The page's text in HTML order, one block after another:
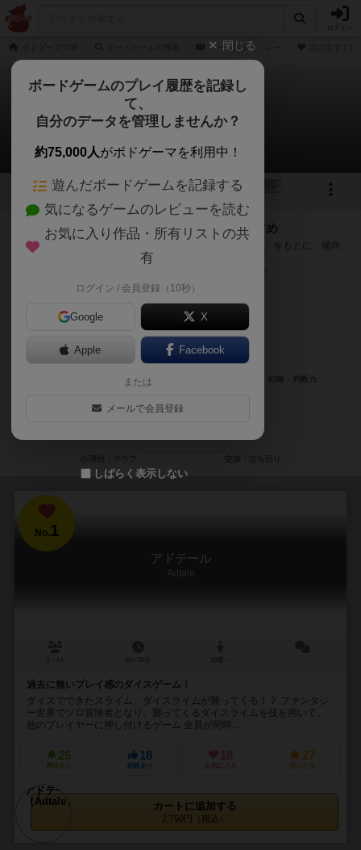
ハーベスト・バレー
ハーベスト・バレー
次のおすすめボードゲーム
1
『ハーベスト・バレー』が好きな方へのおすすめ
このゲームのトップページで投票された「プレイ感の評価」をもとに、傾向
が近いボードゲームをランキング形式で紹介します。
No.1
アドテール
Adtale
過去に無いプレイ感のダイスゲーム！
ダイスでできたスライム、ダイスライムが襲ってくる！？ ファンタジ
ー世界でソロ冒険者となり、襲ってくるダイスライムを技を用いて、
他のプレイヤーに押し付けるゲーム 全員が同時...
25
興味あり
18
経験あり
18
お気に入り
27
持ってる
カートに追加する
2,750円（税込）
閉じる
ボードゲームのプレイ履歴を記録し
て、
自分のデータを管理しませんか？
約75,000人がボドゲーマを利用中！
遊んだボードゲームを記録する
気になるゲームのレビューを読む
お気に入り作品・所有リストの共
有
ログイン / 会員登録（10秒）
Google X
Apple Facebook
または
メールで会員登録
しばらく表示しない